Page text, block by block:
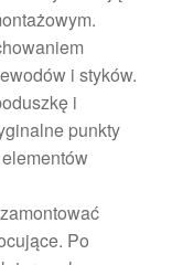
i styków.
i
punkty
Po